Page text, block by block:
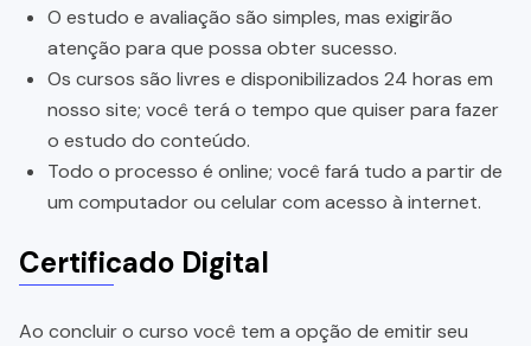
O estudo e avaliação são simples, mas exigirão
atenção para que possa obter sucesso.
Os cursos são livres e disponibilizados 24 horas em
nosso site; você terá o tempo que quiser para fazer
o estudo do conteúdo.
Todo o processo é online; você fará tudo a partir de
um computador ou celular com acesso à internet.
Certificado Digital
Ao concluir o curso você tem a opção de emitir seu